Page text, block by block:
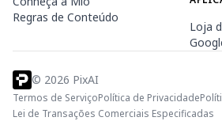
Regras de Conteúdo
Loja
© 2026 PixAI
Termos de ServiçoPolítica de Privacidade
Lei de Transações Comerciais Especificadas